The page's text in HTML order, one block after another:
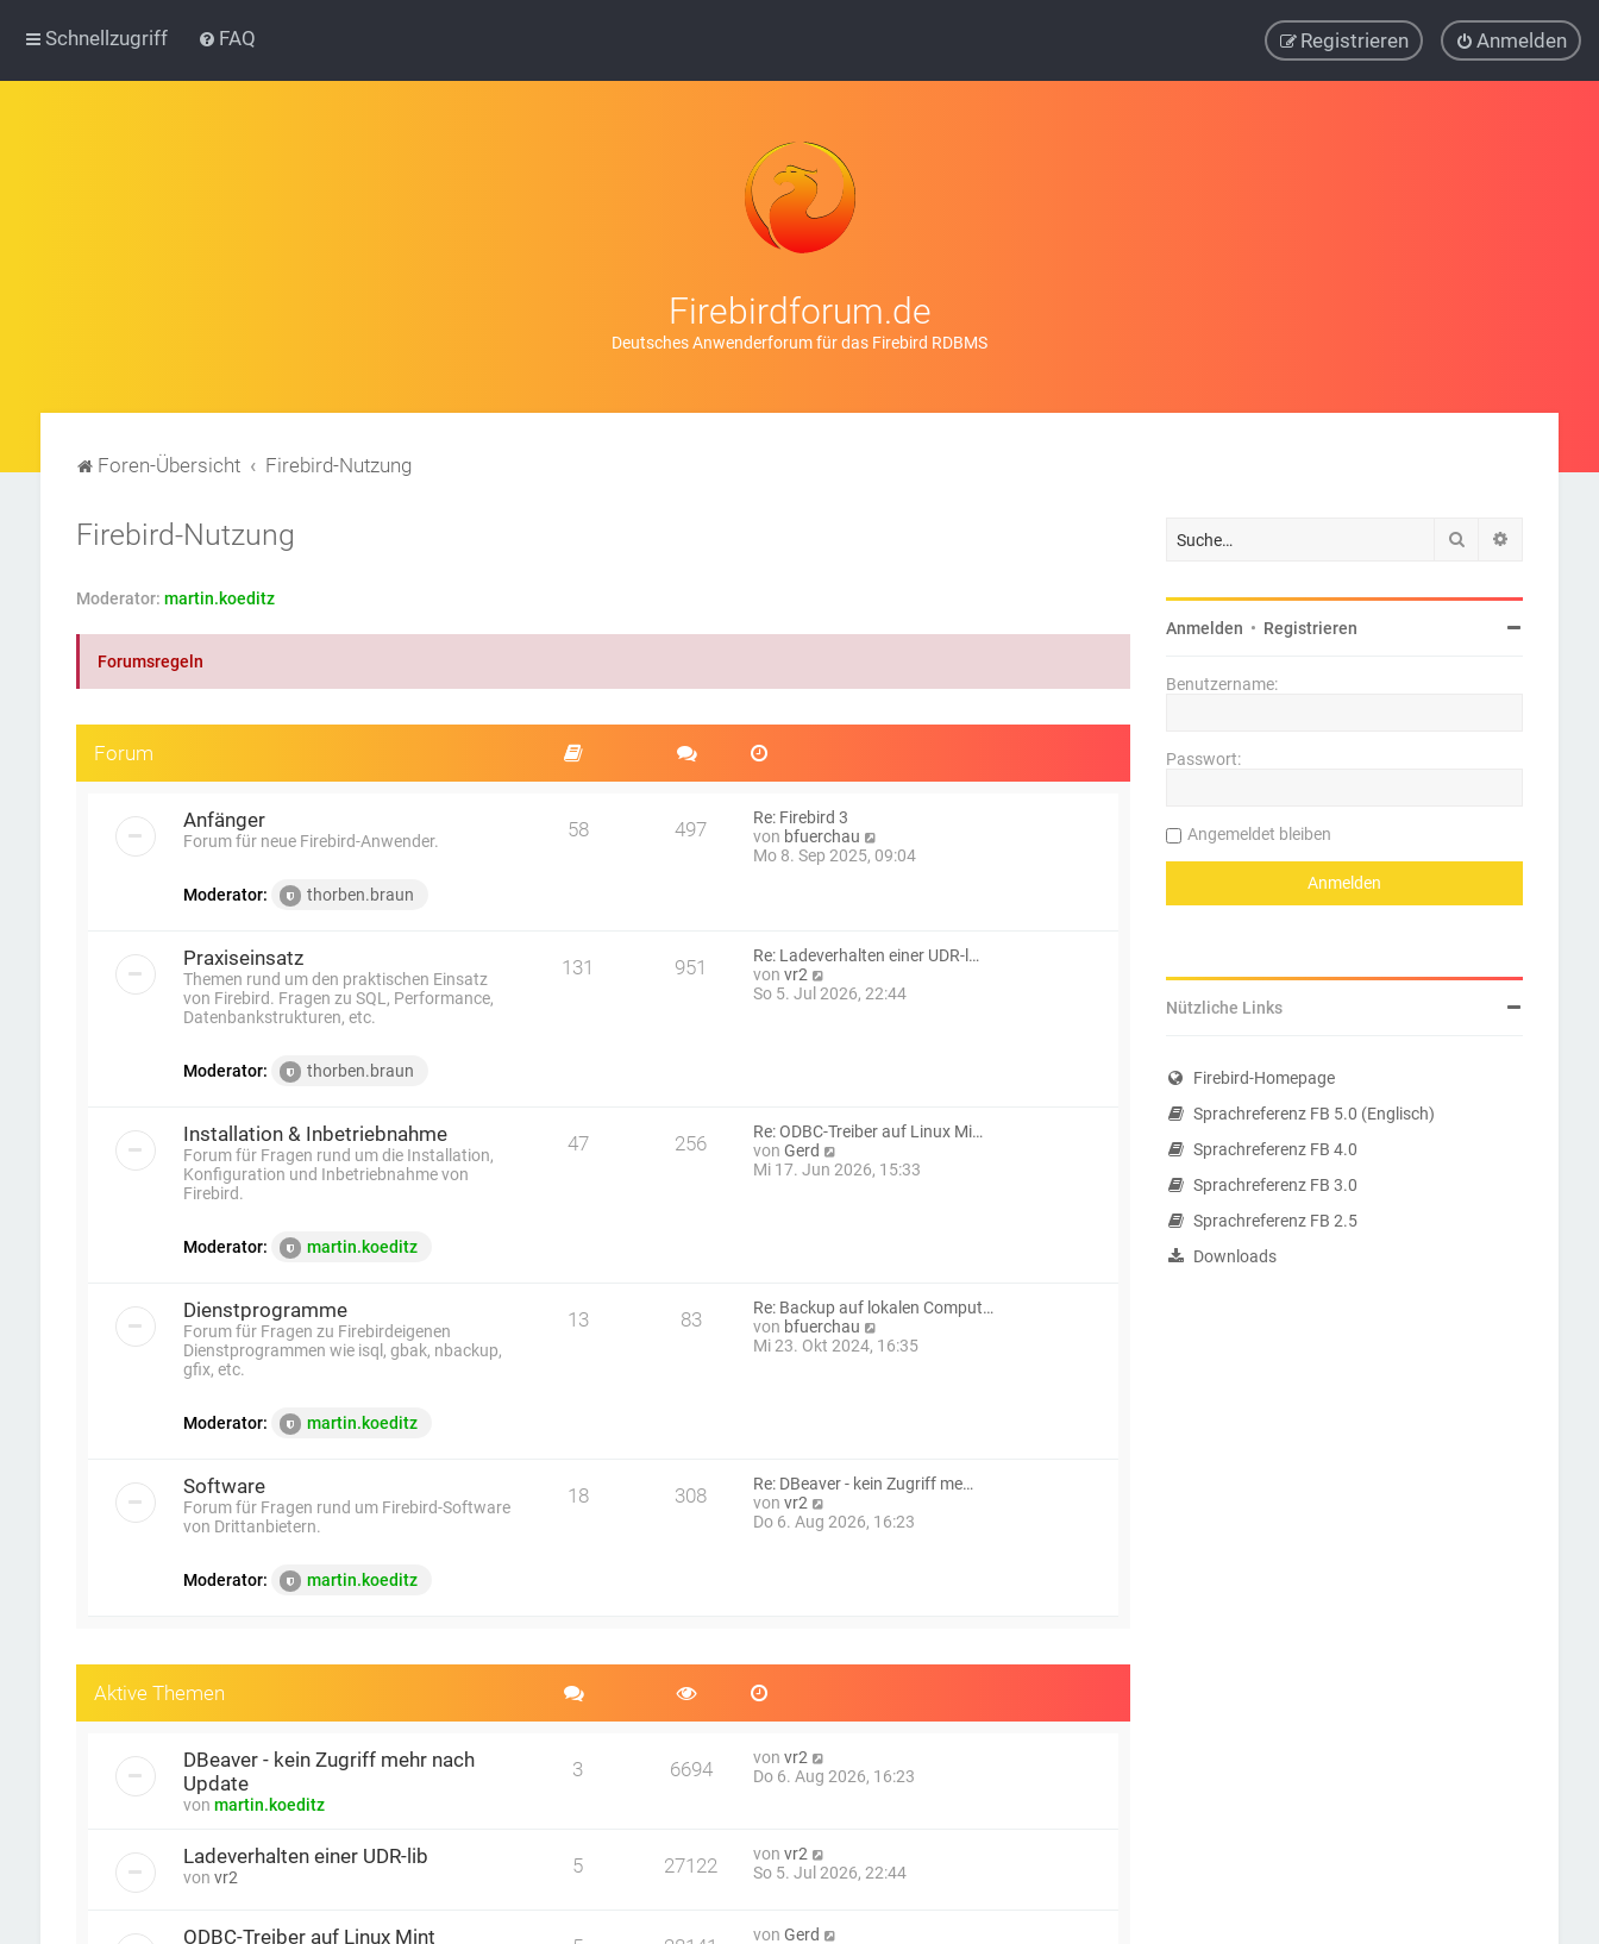
Schnellzugriff FAQ Anmelden
Registrieren
Firebirdforum.de
Deutsches Anwenderforum für das Firebird RDBMS
Foren-Übersicht Firebird-Nutzung
Firebird-Nutzung
Moderator: martin.koeditz
Forumsregeln
Forum
Anfänger
Forum für neue Firebird-Anwender.
Moderator: thorben.braun
58 497
Re: Firebird 3
von bfuerchau
e
e
B
Mo 8. Sep 2025, 09:04
Praxiseinsatz
Themen rund um den praktischen Einsatz
von Firebird. Fragen zu SQL, Performance,
Datenbankstrukturen, etc.
Moderator: thorben.braun
131 951
Re: Ladeverhalten einer UDR-l…
vonvr2
e
B
e
i
So 5. Jul 2026, 22:44
Installation & Inbetriebnahme
Forum für Fragen rund um die Installation,
Konfiguration und Inbetriebnahme von
Firebird.
Moderator: martin.koeditz
47 256
Re: ODBC-Treiber auf Linux Mi…
vonGerd
e
B
e
i
Mi 17. Jun 2026, 15:33
Dienstprogramme
Forum für Fragen zu Firebirdeigenen
Dienstprogrammen wie isql, gbak, nbackup,
gfix, etc.
Moderator: martin.koeditz
13 83
Re: Backup auf lokalen Comput…
von bfuerchau
e
B
i
Mi 23. Okt 2024, 16:35
Software
Forum für Fragen rund um Firebird-Software
von Drittanbietern.
Moderator: martin.koeditz
18 308
Re: DBeaver - kein Zugriff me…
vonvr2
e
g
Do 6. Aug 2026, 16:23
Aktive Themen
DBeaver - kein Zugriff mehr nach
Update
von martin.koeditz
3 6694 vonvr2
Do 6. Aug 2026, 16:23
Ladeverhalten einer UDR-lib
von vr2 5 27122 vonvr2
So 5. Jul 2026, 22:44
ODBC-Treiber auf Linux Mint
vonGerd
Suche
Anmelden • Registrieren
Benutzername:
Passwort:
Angemeldet bleiben
Nützliche Links
Firebird-Homepage
Sprachreferenz FB 5.0 (Englisch)
Sprachreferenz FB 4.0
Sprachreferenz FB 3.0
Sprachreferenz FB 2.5
Downloads